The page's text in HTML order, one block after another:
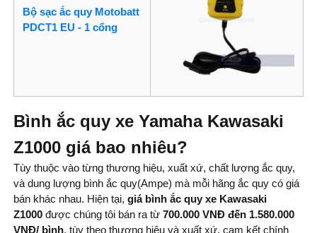
Bộ sạc ắc quy Motobatt
PDCT1 EU - 1 cổng
Bình ắc quy xe Yamaha Kawasaki
Z1000 giá bao nhiêu?
Tùy thuộc vào từng thương hiệu, xuất xứ, chất lượng ắc quy,
và dung lượng bình ắc quy(Ampe) mà mỗi hãng ắc quy có giá
bán khác nhau. Hiện tại, giá bình ắc quy xe Kawasaki
Z1000 được chúng tôi bán ra từ 700.000 VNĐ đến 1.580.000
VNĐ/ bình, tùy theo thương hiệu và xuất xứ, cam kết chính